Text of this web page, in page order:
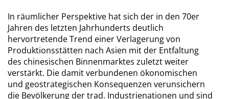
In räumlicher Perspektive hat sich der in den 70er
Jahren des letzten Jahrhunderts deutlich
hervortretende Trend einer Verlagerung von
Produktionsstätten nach Asien mit der Entfaltung
des chinesischen Binnenmarktes zuletzt weiter
verstärkt. Die damit verbundenen ökonomischen
und geostrategischen Konsequenzen verunsichern
die Bevölkerung der trad. Industrienationen und sind